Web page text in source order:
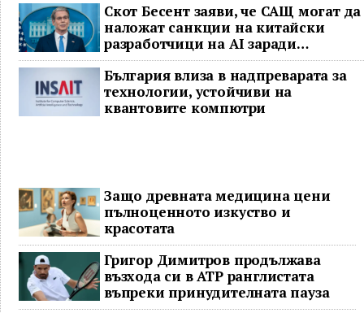
Скот Бесент заяви, че САЩ могат да
наложат санкции на китайски
разработчици на AI заради
предполагаема кражба на модел
България влиза в надпреварата за
технологии, устойчиви на
квантовите компютри
Защо древната медицина цени
пълноценното изкуство и
красотата
Григор Димитров продължава
възхода си в ATP ранглистата
въпреки принудителната пауза